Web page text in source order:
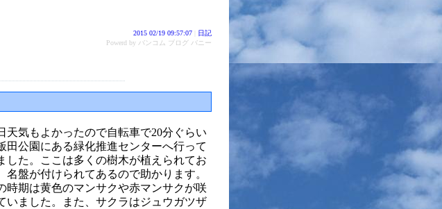
2015 02/19 09:57:07
日記
Powerd by バンコム ブログ バニー
天気もよかったので自転車で20分ぐらい
田公園にある緑化推進センターへ行って
した。ここは多くの樹木が植えられてお
名盤が付けられてあるので助かります。
時期は黄色のマンサクや赤マンサクが咲
いました。また、サクラはジュウガツザ